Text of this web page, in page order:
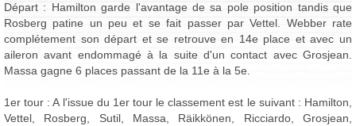
Départ : Hamilton garde l'avantage de sa pole position tandis que
Rosberg patine un peu et se fait passer par Vettel. Webber rate
complétement son départ et se retrouve en 14e place et avec un
aileron avant endommagé à la suite d'un contact avec Grosjean.
Massa gagne 6 places passant de la 11e à la 5e.
1er tour : A l'issue du 1er tour le classement est le suivant : Hamilton,
Vettel, Rosberg, Sutil, Massa, Räikkönen, Ricciardo, Grosjean,